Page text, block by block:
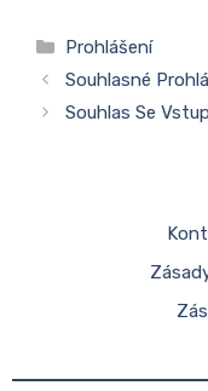
Rubriky
Prohlášení
Souhlasné
Souhlas Se